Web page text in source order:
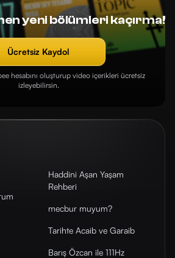
yeni bölümleri kaçırma!
Ücretsiz Kaydol
hesabını oluşturup video içerikleri ücretsiz
izleyebilirsin.
Haddini Aşan Yaşam
Rehberi
mecbur muyum?
Tarihte Acaib ve Garaib
Barış Özcan ile 111Hz